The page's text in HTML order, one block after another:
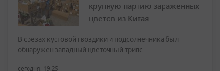
крупную партию зараженных
цветов из Китая
В срезах кустовой гвоздики и подсолнечника был
обнаружен западный цветочный трипс
сегодня, 19:25